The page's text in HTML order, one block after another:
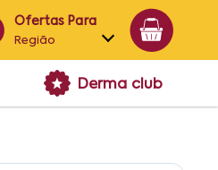
Ofertas Para
Região
Alagoas
Derma club